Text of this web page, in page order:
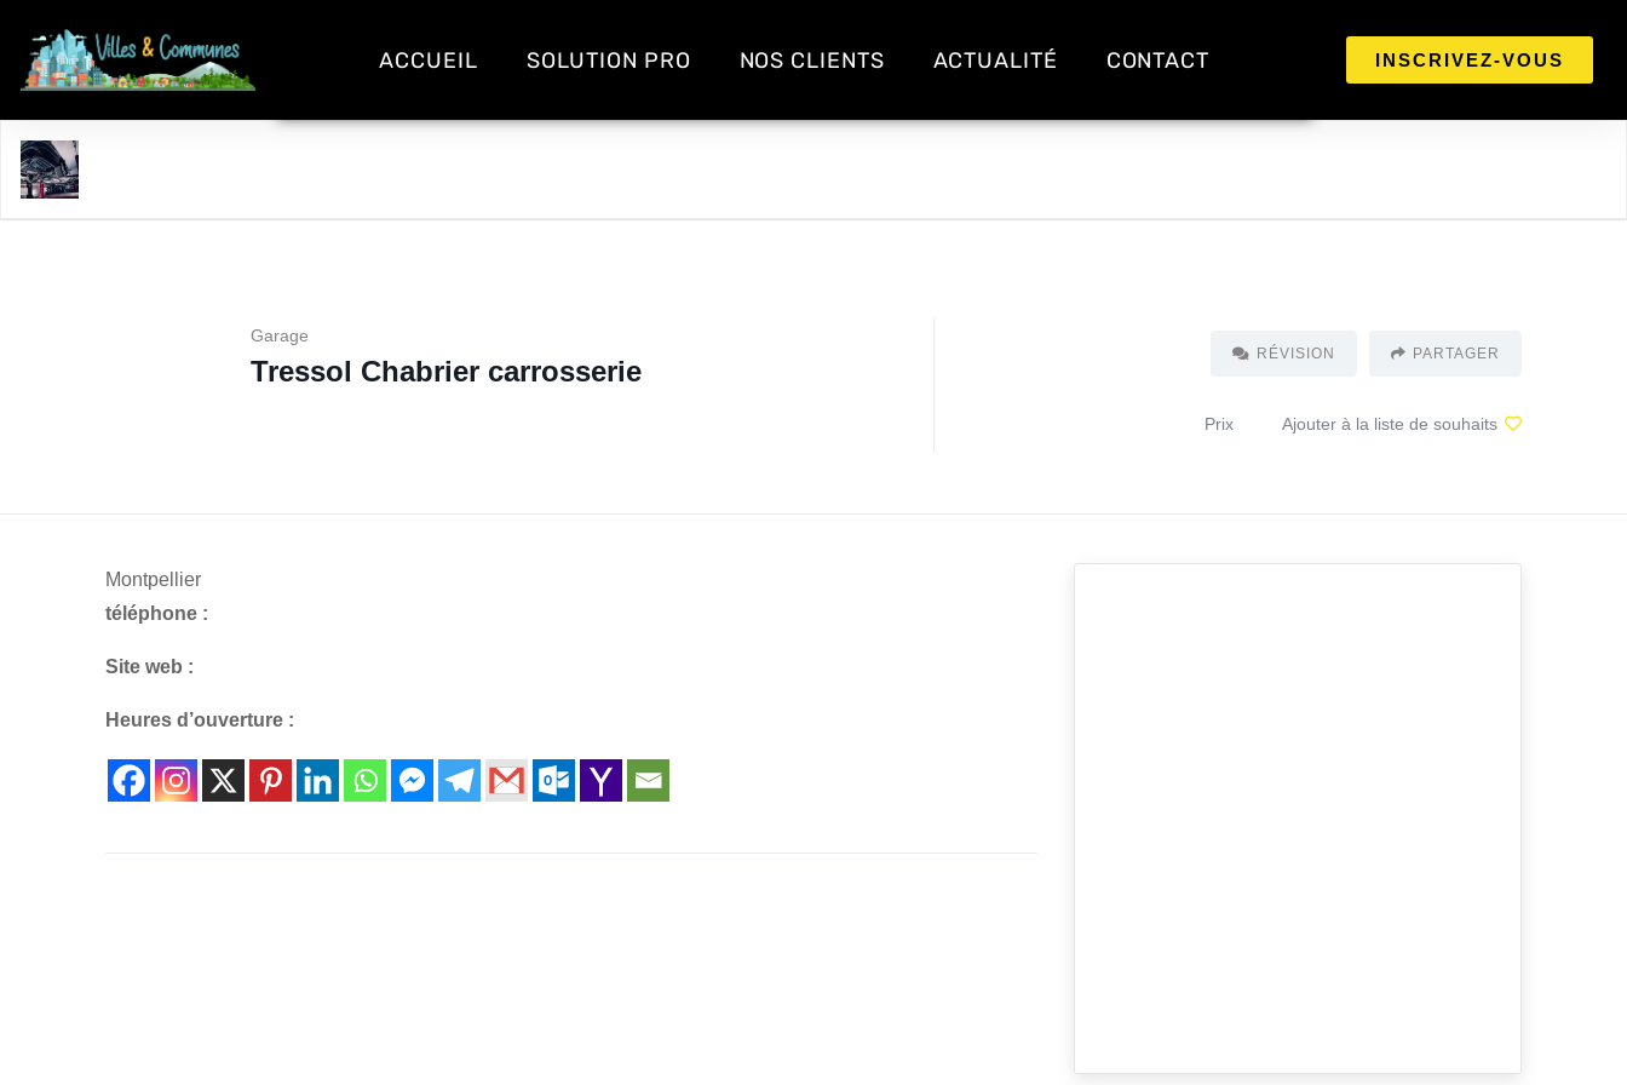
ACCUEIL SOLUTION PRO NOS CLIENTS ACTUALITÉ CONTACT INSCRIVEZ-VOUS
Garage
Tressol Chabrier carrosserie
RÉVISION PARTAGER
Prix Ajouter à la liste de souhaits
Montpellier
téléphone :
Site web :
Heures d’ouverture :